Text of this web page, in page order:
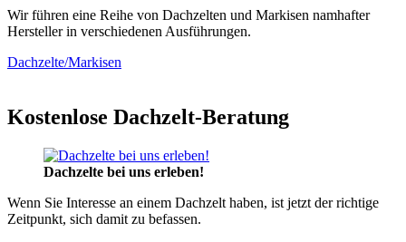
Wir führen eine Reihe von Dachzelten und Markisen namhafter
Hersteller in verschiedenen Ausführungen.
Dachzelte/Markisen
Kostenlose Dachzelt-Beratung
Dachzelte bei uns erleben!
Wenn Sie Interesse an einem Dachzelt haben, ist jetzt der richtige
Zeitpunkt, sich damit zu befassen.